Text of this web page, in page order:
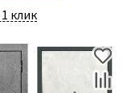
клик